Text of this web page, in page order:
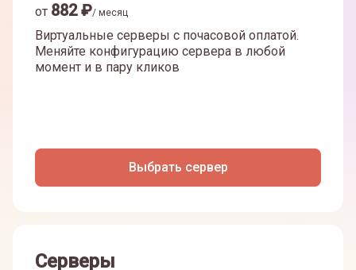
от 882₽/ месяц
Виртуальные серверы с почасовой оплатой.
Меняйте конфигурацию сервера в любой
момент и в пару кликов
Выбрать сервер
Серверы